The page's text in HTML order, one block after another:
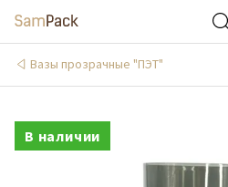
Вазы прозрачные "ПЭТ"
В наличии